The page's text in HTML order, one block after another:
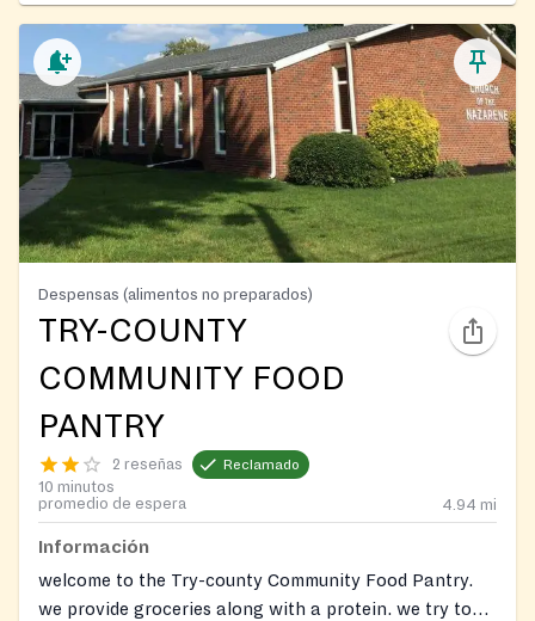
Despensas (alimentos no preparados)
TRY-COUNTY
COMMUNITY FOOD
PANTRY
2 reseñas Reclamado
10 minutos
promedio de espera
4.94 mi
Información
welcome to the Try-county Community Food Pantry.
we provide groceries along with a protein. we try to